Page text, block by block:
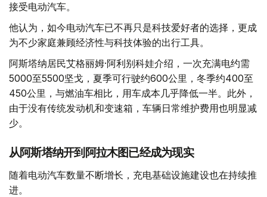
接受电动汽车。
他认为，如今电动汽车已不再只是科技爱好者的选择，更成
为不少家庭兼顾经济性与科技体验的出行工具。
阿斯塔纳居民艾格丽姆·阿利别科娃介绍，一次充满电约需
5000至5500坚戈，夏季可行驶约600公里，冬季约400至
450公里，与燃油车相比，用车成本几乎降低一半。此外，
由于没有传统发动机和变速箱，车辆日常维护费用也明显减
少。
从阿斯塔纳开到阿拉木图已经成为现实
随着电动汽车数量不断增长，充电基础设施建设也在持续推
进。